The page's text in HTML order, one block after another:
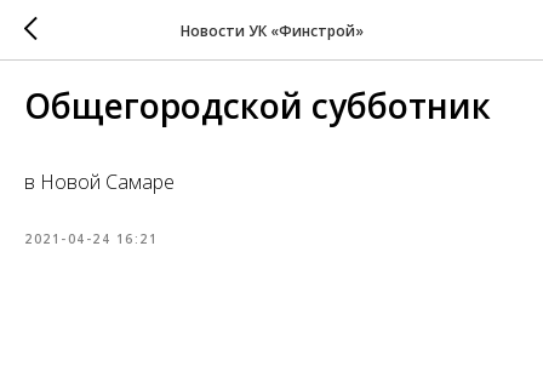
Новости УК «Финстрой»
Общегородской субботник
в Новой Самаре
2021-04-24 16:21